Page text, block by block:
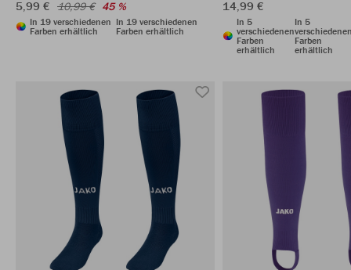
5,99 € 10,99 € 45 %
In 19 verschiedenen
Farben erhältlich
In 19 verschiedenen
Farben erhältlich
14,99 €
In 5
verschiedenen
Farben
erhältlich
In 5
Farben
erhältlich